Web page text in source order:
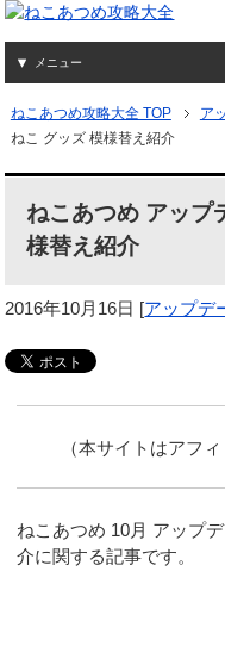
メニュー
ねこあつめ攻略大全 TOP ア
ねこ グッズ 模様替え紹介
ねこあつめ アップ
様替え紹介
2016年10月16日 [アップデ
（本サイトはアフ
ねこあつめ 10月 アップ
介に関する記事です。